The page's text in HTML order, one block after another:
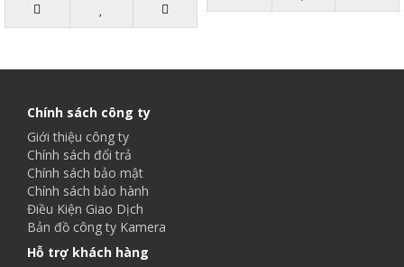
Chính sách công ty
Giới thiệu công ty
Chính sách đổi trả
Chính sách bảo mật
Chính sách bảo hành
Điều Kiện Giao Dịch
Bản đồ công ty Kamera
Hỗ trợ khách hàng